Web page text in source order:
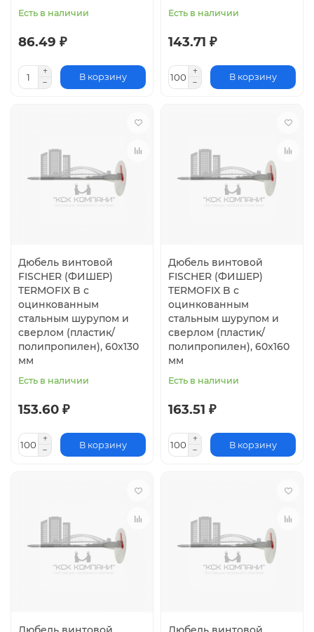
Есть в наличии
86.49 ₽
В корзину
Есть в наличии
143.71 ₽
В корзину
Дюбель винтовой
FISCHER (ФИШЕР)
TERMOFIX B с
оцинкованным
стальным шурупом и
сверлом (пластик/
полипропилен), 60x130
мм
Есть в наличии
153.60 ₽
В корзину
Дюбель винтовой
FISCHER (ФИШЕР)
TERMOFIX B с
оцинкованным
стальным шурупом и
сверлом (пластик/
полипропилен), 60x160
мм
Есть в наличии
163.51 ₽
В корзину